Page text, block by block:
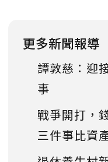
更多新聞報導
譚敦慈：迎
事
戰爭開打，
三件事比資